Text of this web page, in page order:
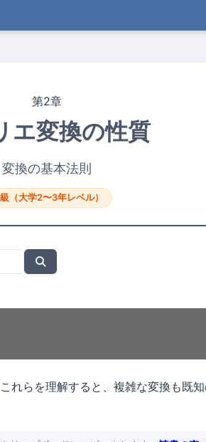
第2章
エ変換の性質
変換の基本法則
（大学2〜3年レベル）
れらを理解すると、複雑な変換も既